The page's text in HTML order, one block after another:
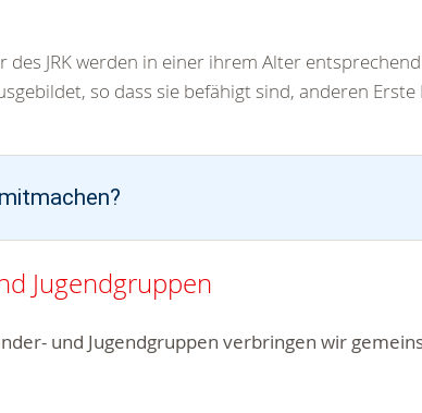
des JRK werden in einer ihrem Alter
so dass sie befähigt sind, anderen
Jugendgruppen
und Jugendgruppen verbringen wir